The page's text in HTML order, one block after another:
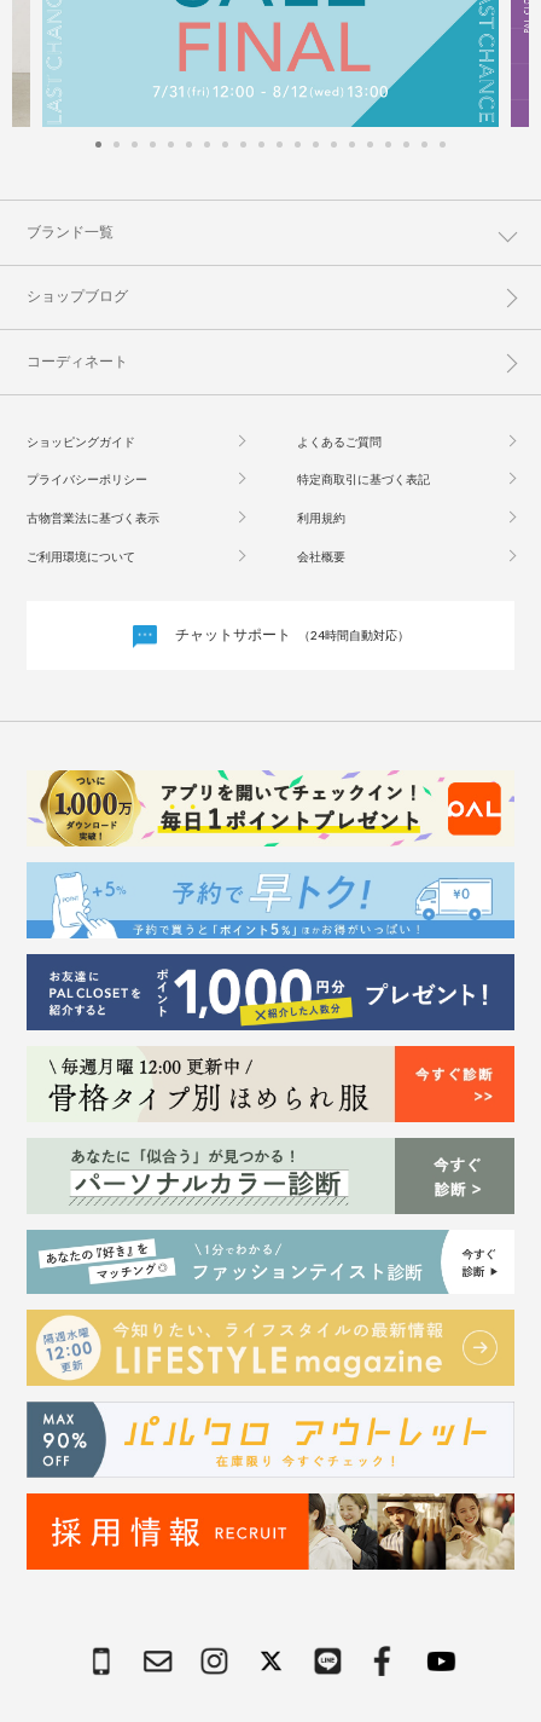
ブランド一覧
ショップブログ
コーディネート
ショッピングガイド よくあるご質問
プライバシーポリシー 特定商取引に基づく表記
古物営業法に基づく表示 利用規約
ご利用環境について 会社概要
チャットサポート （24時間自動対応）